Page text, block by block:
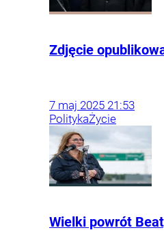
Zdjęcie
7 maj 2025 21:53
PolitykaŻycie
Wielki powrót